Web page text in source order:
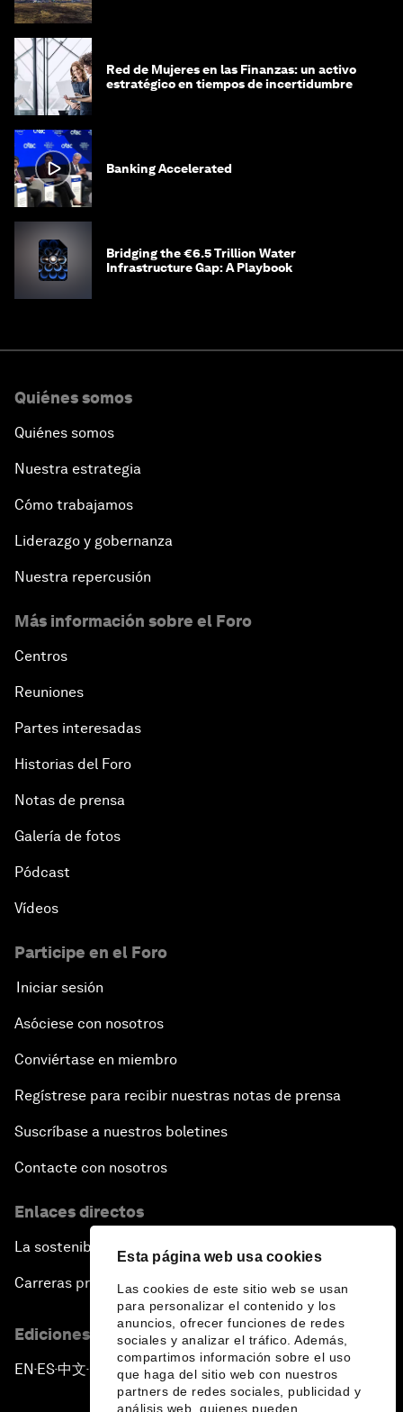
Esta página web usa cookies
Las cookies de este sitio web se usan
para personalizar el contenido y los
anuncios, ofrecer funciones de redes
sociales y analizar el tráfico. Además,
compartimos información sobre el uso
que haga del sitio web con nuestros
partners de redes sociales, publicidad y
análisis web, quienes pueden
Red de Mujeres en las Finanzas: un activo
estratégico en tiempos de incertidumbre
Banking Accelerated
Bridging the €6.5 Trillion Water
Infrastructure Gap: A Playbook
Quiénes somos
Quiénes somos
Nuestra estrategia
Cómo trabajamos
Liderazgo y gobernanza
Nuestra repercusión
Más información sobre el Foro
Centros
Reuniones
Partes interesadas
Historias del Foro
Notas de prensa
Galería de fotos
Pódcast
Vídeos
Participe en el Foro
Iniciar sesión
Asóciese con nosotros
Conviértase en miembro
Regístrese para recibir nuestras notas de prensa
Suscríbase a nuestros boletines
Contacte con nosotros
Enlaces directos
La sostenibilidad en el Foro
Carreras profesionales
Ediciones en otros idiomas
EN ▪ES▪中文▪ 日本語